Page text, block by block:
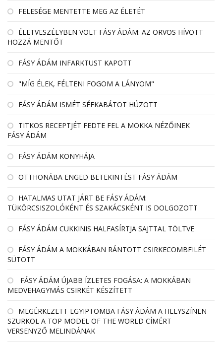
FELESÉGE MENTETTE MEG AZ ÉLETÉT
ÉLETVESZÉLYBEN VOLT FÁSY ÁDÁM: AZ ORVOS HÍVOTT
HOZZÁ MENTŐT
FÁSY ÁDÁM INFARKTUST KAPOTT
"MÍG ÉLEK, FÉLTENI FOGOM A LÁNYOM"
FÁSY ÁDÁM ISMÉT SÉFKABÁTOT HÚZOTT
TITKOS RECEPTJÉT FEDTE FEL A MOKKA NÉZŐINEK
FÁSY ÁDÁM
FÁSY ÁDÁM KONYHÁJA
OTTHONÁBA ENGED BETEKINTÉST FÁSY ÁDÁM
HATALMAS UTAT JÁRT BE FÁSY ÁDÁM:
TÜKÖRCSISZOLÓKÉNT ÉS SZAKÁCSKÉNT IS DOLGOZOTT
FÁSY ÁDÁM CUKKINIS HALFASÍRTJA SAJTTAL TÖLTVE
FÁSY ÁDÁM A MOKKÁBAN RÁNTOTT CSIRKECOMBFILÉT
SÜTÖTT
FÁSY ÁDÁM ÚJABB ÍZLETES FOGÁSA: A MOKKÁBAN
MEDVEHAGYMÁS CSIRKÉT KÉSZÍTETT
MEGÉRKEZETT EGYIPTOMBA FÁSY ÁDÁM A HELYSZÍNEN
SZURKOL A TOP MODEL OF THE WORLD CÍMÉRT
VERSENYZŐ MELINDÁNAK